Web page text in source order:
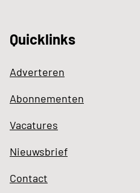
Quicklinks
Adverteren
Abonnementen
Vacatures
Nieuwsbrief
Contact